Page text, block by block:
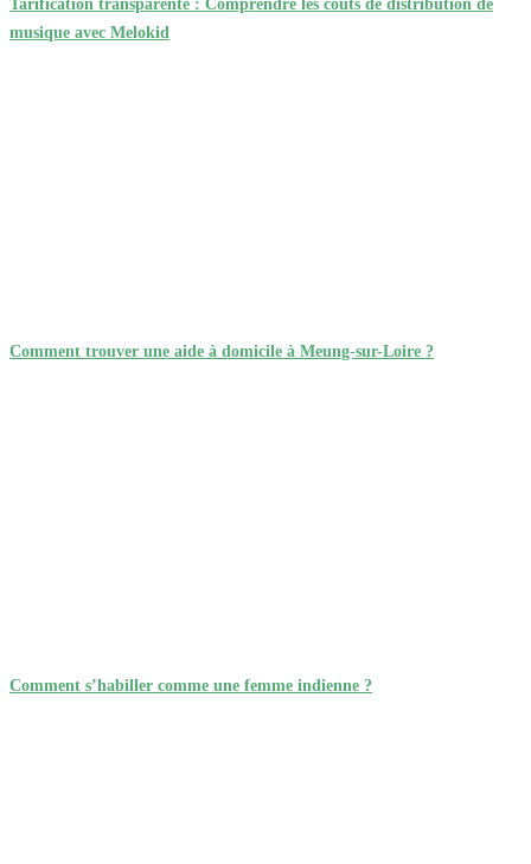
musique avec Melokid
Comment trouver une aide à domicile à Meung-sur-Loire ?
Comment s’habiller comme une femme indienne ?